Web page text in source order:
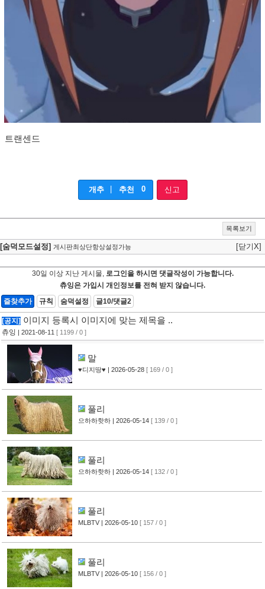
트랜센드
개추 | 추천 0 신고
목록보기
[숨덕모드설정] 게시판최상단항상설정가능 [닫기X]
30일 이상 지난 게시물,
로그인을 하시면 댓글작성이 가능합니다.
츄잉은 가입시 개인정보를 전혀 받지 않습니다.
즐찾추가
규칙 숨덕설정 글10/댓글2
[공지] 이미지 등록시 이미지에 맞는 제목을 ..
츄잉 | 2021-08-11 [ 1199 / 0 ]
말
♥디지땅♥ | 2026-05-28 [ 169 / 0 ]
풀리
으하하핫하 | 2026-05-14 [ 139 / 0 ]
풀리
으하하핫하 | 2026-05-14 [ 132 / 0 ]
풀리
MLBTV | 2026-05-10 [ 157 / 0 ]
풀리
MLBTV | 2026-05-10 [ 156 / 0 ]